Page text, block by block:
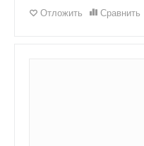
Отложить
Сравнить